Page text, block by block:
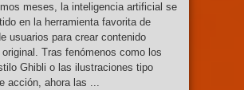
meses, la inteligencia artificial se
en la herramienta favorita de
usuarios para crear contenido
Tras fenómenos como los
Ghibli o las ilustraciones tipo
acción, ahora las ...